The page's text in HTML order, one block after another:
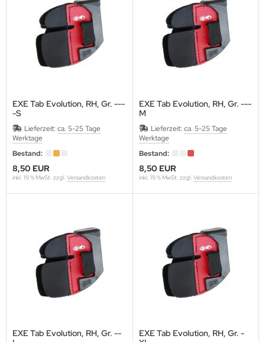
EXE Tab Evolution, RH, Gr. ---
-S
Lieferzeit: ca. 5-25 Tage
Werktage
Bestand:
8,50 EUR
inkl. 19 % MwSt. zzgl. Versandkosten
EXE Tab Evolution, RH, Gr. ---
M
Lieferzeit: ca. 5-25 Tage
Werktage
Bestand:
8,50 EUR
inkl. 19 % MwSt. zzgl. Versandkosten
EXE Tab Evolution, RH, Gr. --
EXE Tab Evolution, RH, Gr. -